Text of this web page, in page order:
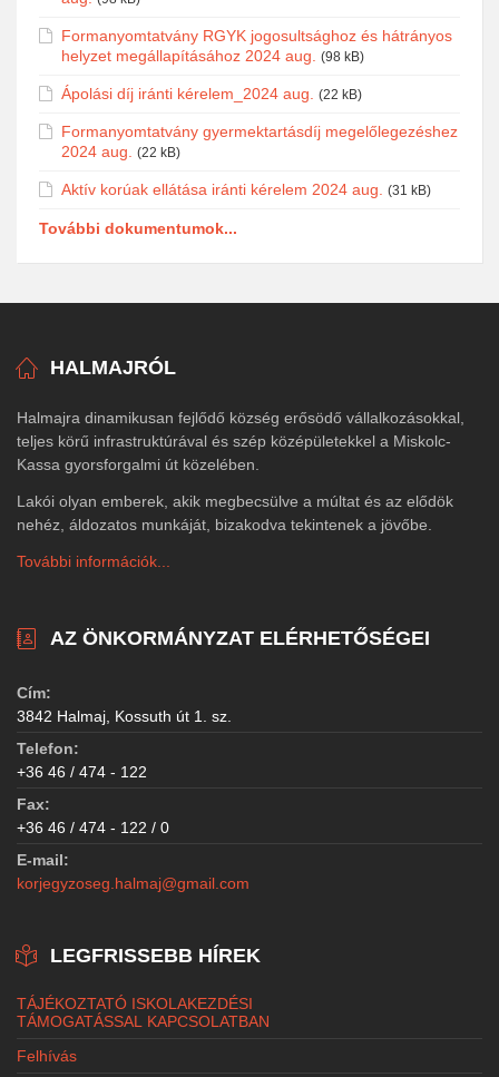
Formanyomtatvány RGYK jogosultsághoz és hátrányos
helyzet megállapításához 2024 aug.
(98 kB)
Ápolási díj iránti kérelem_2024 aug. (22 kB)
Formanyomtatvány gyermektartásdíj megelőlegezéshez
2024 aug.
(22 kB)
Aktív korúak ellátása iránti kérelem 2024 aug. (31 kB)
További dokumentumok...
HALMAJRÓL
Halmajra dinamikusan fejlődő község erősödő vállalkozásokkal,
teljes körű infrastruktúrával és szép középületekkel a Miskolc-
Kassa gyorsforgalmi út közelében.
Lakói olyan emberek, akik megbecsülve a múltat és az elődök
nehéz, áldozatos munkáját, bizakodva tekintenek a jövőbe.
További információk...
AZ ÖNKORMÁNYZAT ELÉRHETŐSÉGEI
Cím:
3842 Halmaj, Kossuth út 1. sz.
Telefon:
+36 46 / 474 - 122
Fax:
+36 46 / 474 - 122 / 0
E-mail:
korjegyzoseg.halmaj@gmail.com
LEGFRISSEBB HÍREK
TÁJÉKOZTATÓ ISKOLAKEZDÉSI
TÁMOGATÁSSAL KAPCSOLATBAN
Felhívás